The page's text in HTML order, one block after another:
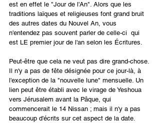
est en effet le "Jour de l'An". Alors que les
traditions laïques et religieuses font grand bruit
des autres dates du Nouvel An, vous
n'entendez pas souvent parler de celle-ci  qui
est LE premier jour de l'an selon les Écritures.
Peut-être que cela ne veut pas dire grand-chose.
Il n'y a pas de fête désignée pour ce jour-là, à
l'exception de la "nouvelle lune" mensuelle. Un
lien peut être établi avec le virage de Yeshoua
vers Jérusalem avant la Pâque, qui
commencerait le 14 Nissan ; mais il n'y a pas
beaucoup d'écrits sur cet aspect de la date.